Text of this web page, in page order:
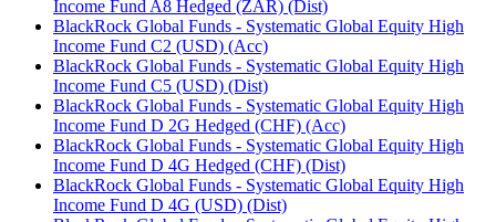
Income Fund A8 Hedged (ZAR) (Dist)
BlackRock Global Funds - Systematic Global Equity High
Income Fund C2 (USD) (Acc)
BlackRock Global Funds - Systematic Global Equity High
Income Fund C5 (USD) (Dist)
BlackRock Global Funds - Systematic Global Equity High
Income Fund D 2G Hedged (CHF) (Acc)
BlackRock Global Funds - Systematic Global Equity High
Income Fund D 4G Hedged (CHF) (Dist)
BlackRock Global Funds - Systematic Global Equity High
Income Fund D 4G (USD) (Dist)